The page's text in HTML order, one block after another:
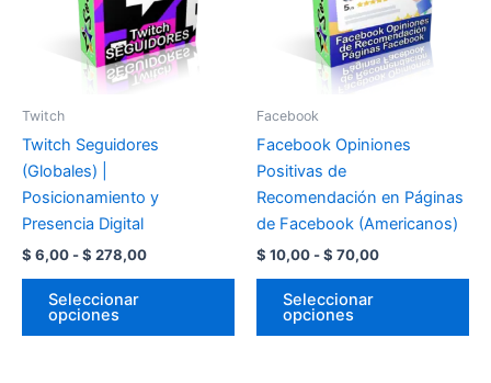
Twitch
Twitch Seguidores
(Globales) |
Posicionamiento y
Presencia Digital
$ 6,00 -$ 278,00Rango
Seleccionar
opciones
Este
producto
tiene
Facebook
Facebook Opiniones
Positivas de
Recomendación en Páginas
de Facebook (Americanos)
$ 10,00 -$ 70,00Rango
Seleccionar
opciones